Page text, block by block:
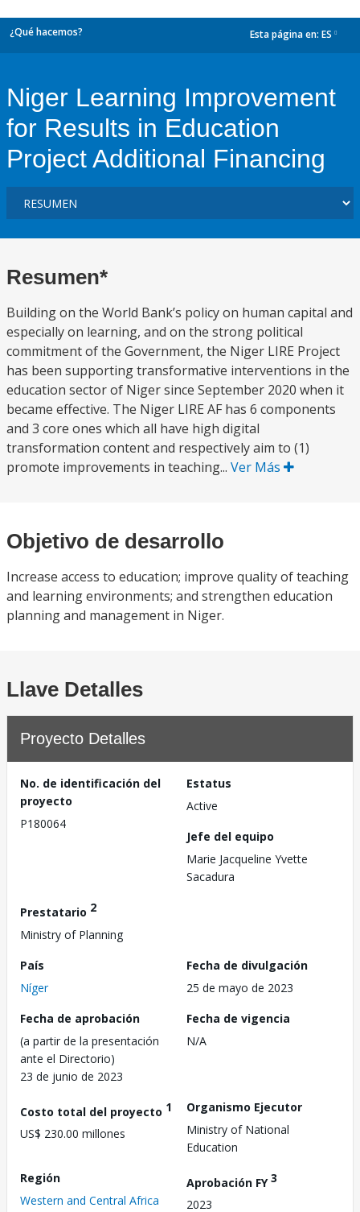
¿Qué hacemos? Esta página en: ES
Niger Learning Improvement
for Results in Education
Project Additional Financing
Resumen*
Building on the World Bank’s policy on human capital and
especially on learning, and on the strong political
commitment of the Government, the Niger LIRE Project
has been supporting transformative interventions in the
education sector of Niger since September 2020 when it
became effective. The Niger LIRE AF has 6 components
and 3 core ones which all have high digital
transformation content and respectively aim to (1)
promote improvements in teaching... Ver Más
Objetivo de desarrollo
Increase access to education; improve quality of teaching
and learning environments; and strengthen education
planning and management in Niger.
Llave Detalles
Proyecto Detalles
No. de identificación del
proyecto
P180064
Estatus
Active
Jefe del equipo
Marie Jacqueline Yvette
Sacadura
Prestatario 2
Ministry of Planning
País
Níger
Fecha de divulgación
25 de mayo de 2023
Fecha de aprobación
(a partir de la presentación
ante el Directorio)
23 de junio de 2023
Fecha de vigencia
N/A
Costo total del proyecto 1
US$ 230.00 millones
Organismo Ejecutor
Ministry of National
Education
Región
Western and Central Africa
Aprobación FY3
2023